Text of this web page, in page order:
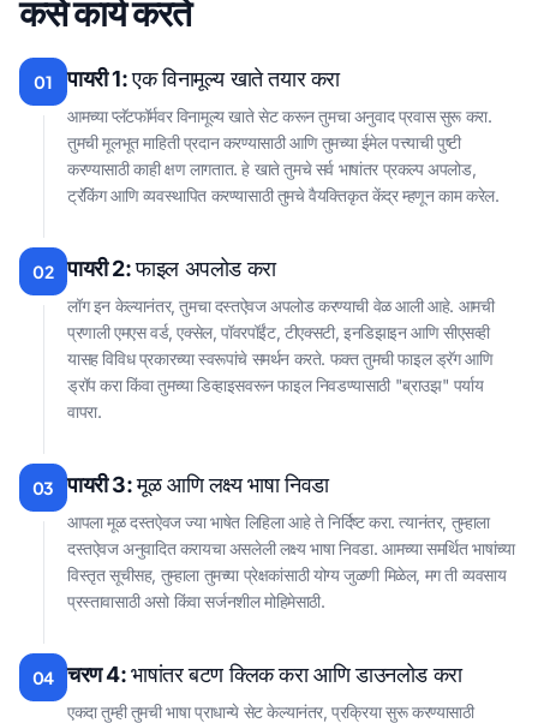
कसे कार्य करते
01 पायरी 1:एक विनामूल्य खाते तयार करा
आमच्या प्लॅटफॉर्मवर विनामूल्य खाते सेट करून तुमचा अनुवाद प्रवास सुरू करा.
तुमची मूलभूत माहिती प्रदान करण्यासाठी आणि तुमच्या ईमेल पत्त्याची पुष्टी
करण्यासाठी काही क्षण लागतात. हे खाते तुमचे सर्व भाषांतर प्रकल्प अपलोड,
ट्रॅकिंग आणि व्यवस्थापित करण्यासाठी तुमचे वैयक्तिकृत केंद्र म्हणून काम करेल.
02 पायरी 2:फाइल अपलोड करा
लॉग इन केल्यानंतर, तुमचा दस्तऐवज अपलोड करण्याची वेळ आली आहे. आमची
प्रणाली एमएस वर्ड, एक्सेल, पॉवरपॉईंट, टीएक्सटी, इनडिझाइन आणि सीएसव्ही
यासह विविध प्रकारच्या स्वरूपांचे समर्थन करते. फक्त तुमची फाइल ड्रॅग आणि
ड्रॉप करा किंवा तुमच्या डिव्हाइसवरून फाइल निवडण्यासाठी "ब्राउझ" पर्याय
वापरा.
03 पायरी 3:मूळ आणि लक्ष्य भाषा निवडा
आपला मूळ दस्तऐवज ज्या भाषेत लिहिला आहे ते निर्दिष्ट करा. त्यानंतर, तुम्हाला
दस्तऐवज अनुवादित करायचा असलेली लक्ष्य भाषा निवडा. आमच्या समर्थित भाषांच्या
विस्तृत सूचीसह, तुम्हाला तुमच्या प्रेक्षकांसाठी योग्य जुळणी मिळेल, मग ती व्यवसाय
प्रस्तावासाठी असो किंवा सर्जनशील मोहिमेसाठी.
04 चरण 4:भाषांतर बटण क्लिक करा आणि डाउनलोड करा
एकदा तुम्ही तुमची भाषा प्राधान्ये सेट केल्यानंतर, प्रक्रिया सुरू करण्यासाठी